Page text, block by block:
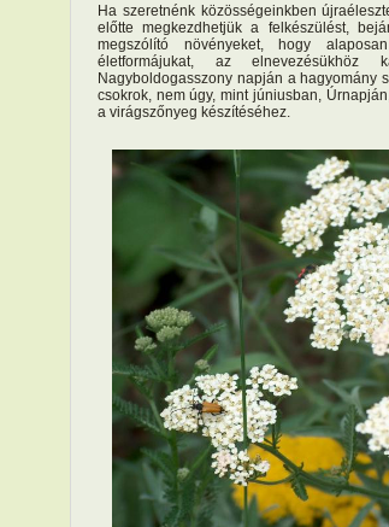
Ha szeretnénk közösségeinkben
előtte megkezdhetjük a felkészülést,
megszólító növényeket, hogy
életformájukat, az elnevezésükhöz
Nagyboldogasszony napján a hagyomány
csokrok, nem úgy, mint júniusban,
a virágszőnyeg készítéséhez.